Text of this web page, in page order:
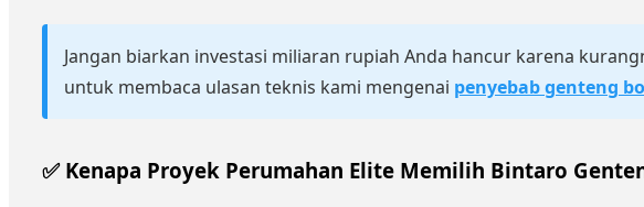
Jangan biarkan investasi miliaran rupiah Anda hancur karena
untuk membaca ulasan teknis kami mengenai penyebab genteng
✅ Kenapa Proyek Perumahan Elite Memilih Bintaro